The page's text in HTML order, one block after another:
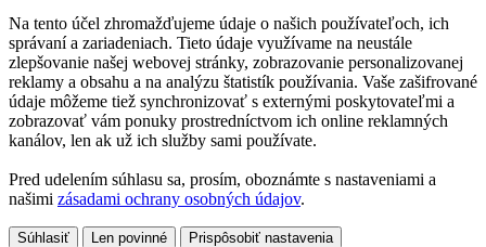
Na tento účel zhromažďujeme údaje o našich používateľoch, ich
správaní a zariadeniach. Tieto údaje využívame na neustále
zlepšovanie našej webovej stránky, zobrazovanie personalizovanej
reklamy a obsahu a na analýzu štatistík používania. Vaše zašifrované
údaje môžeme tiež synchronizovať s externými poskytovateľmi a
zobrazovať vám ponuky prostredníctvom ich online reklamných
kanálov, len ak už ich služby sami používate.
Pred udelením súhlasu sa, prosím, oboznámte s nastaveniami a
našimi zásadami ochrany osobných údajov.
Súhlasiť Len povinné Prispôsobiť nastavenia